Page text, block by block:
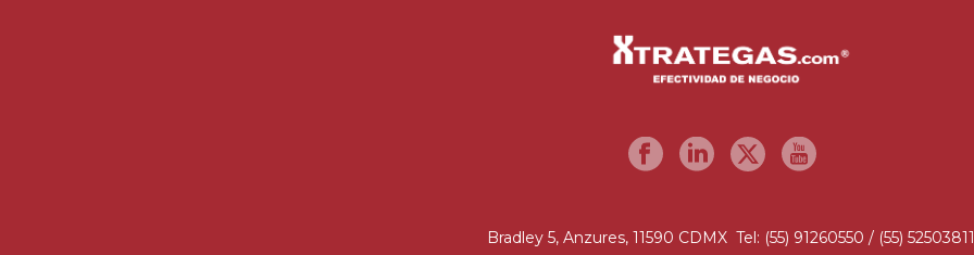
Bradley 5, Anzures, 11590 CDMX Tel: (55) 91260550 / (55) 52503811